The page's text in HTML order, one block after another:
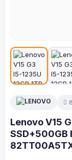
Lenovo V15
SSD+500GB